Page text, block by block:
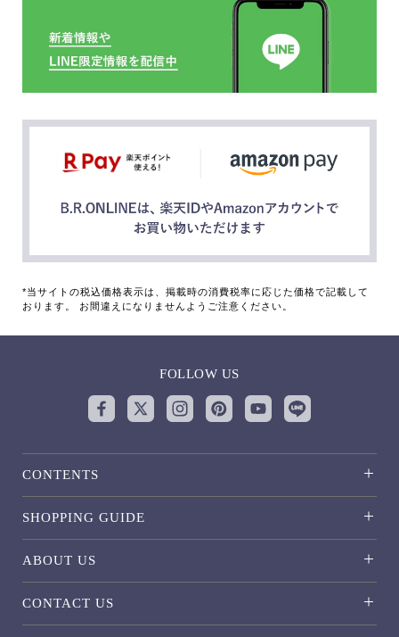
*当サイトの税込価格表示は、掲載時の消費税率に応じた価格で記載して
おります。 お間違えになりませんようご注意ください。
FOLLOW US
CONTENTS
SHOPPING GUIDE
ABOUT US
CONTACT US